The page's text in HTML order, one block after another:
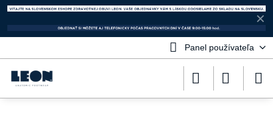
✕
Panel používateľa